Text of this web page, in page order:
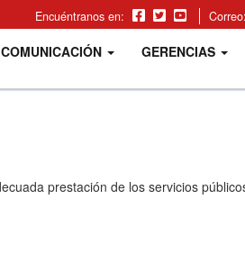
Encuéntranos en: Correo:
COMUNICACIÓN GERENCIAS
prestación de los servicios